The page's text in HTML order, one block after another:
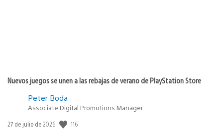
Nuevos juegos se unen a las rebajas de verano de PlayStation Store
Peter Boda
Associate Digital Promotions Manager
Fecha
27 de julio de 2026 116